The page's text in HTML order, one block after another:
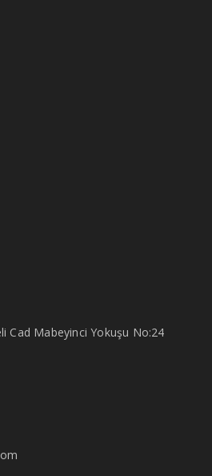
Cad Mabeyinci Yokuşu No:24